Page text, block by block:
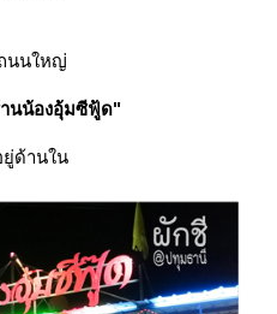
นนใหญ่
นน้องอุ้มซีฟู้ด"
ยู่ด้านใน